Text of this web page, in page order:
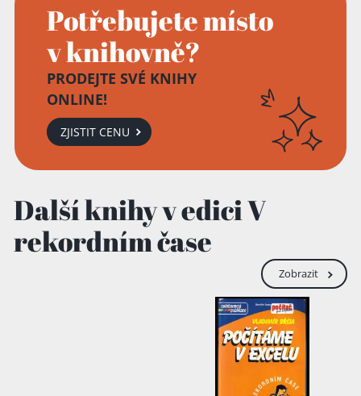
Potřebujete místo
v knihovně?
PRODEJTE SVÉ KNIHY
ONLINE!
ZJISTIT CENU
Další knihy v edici V
rekordním čase
Zobrazit